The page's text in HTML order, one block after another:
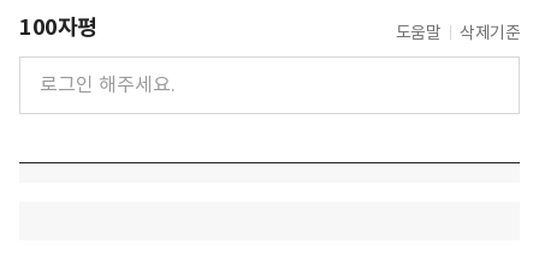
100자평 도움말 삭제기준